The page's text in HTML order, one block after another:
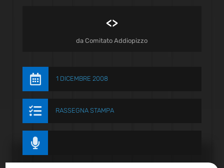
<>
daComitato Addiopizzo
 1 DICEMBRE 2008
 RASSEGNA STAMPA
